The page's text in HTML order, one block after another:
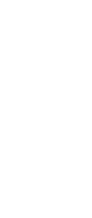
carence